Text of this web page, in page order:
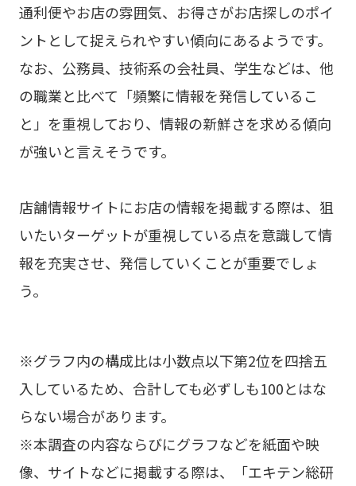
通利便やお店の雰囲気、お得さがお店探しのポイ
ントとして捉えられやすい傾向にあるようです。
なお、公務員、技術系の会社員、学生などは、他
の職業と比べて「頻繁に情報を発信しているこ
と」を重視しており、情報の新鮮さを求める傾向
が強いと言えそうです。
店舗情報サイトにお店の情報を掲載する際は、狙
いたいターゲットが重視している点を意識して情
報を充実させ、発信していくことが重要でしょ
う。
※グラフ内の構成比は小数点以下第2位を四捨五
入しているため、合計しても必ずしも100とはな
らない場合があります。
※本調査の内容ならびにグラフなどを紙面や映
像、サイトなどに掲載する際は、「エキテン総研